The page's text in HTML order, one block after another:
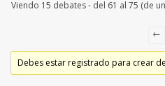
Viendo 15 debates - del 61 al 75 (de
←
Debes estar registrado para crear